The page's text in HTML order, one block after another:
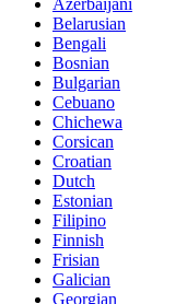
Belarusian
Bengali
Bosnian
Bulgarian
Cebuano
Chichewa
Corsican
Croatian
Dutch
Estonian
Filipino
Finnish
Frisian
Galician
Georgian